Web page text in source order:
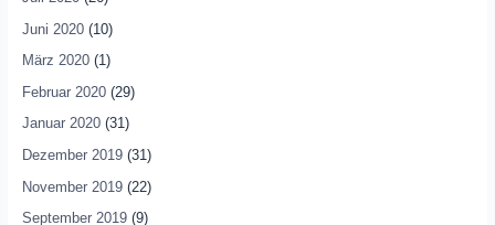
Juni 2020(10)
März 2020(1)
Februar 2020(29)
Januar 2020(31)
Dezember 2019(31)
November 2019(22)
September 2019(9)